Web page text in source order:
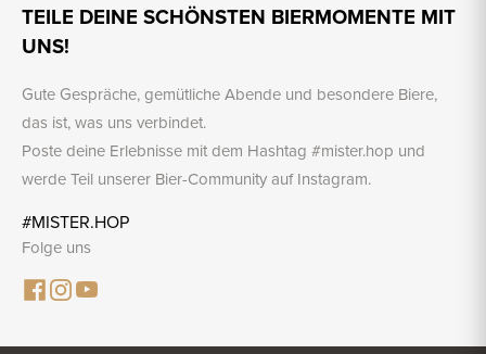
TEILE DEINE SCHÖNSTEN BIERMOMENTE MIT
UNS!
Gute Gespräche, gemütliche Abende und besondere Biere,
das ist, was uns verbindet.
Poste deine Erlebnisse mit dem Hashtag #mister.hop und
werde Teil unserer Bier-Community auf Instagram.
#MISTER.HOP
Folge uns